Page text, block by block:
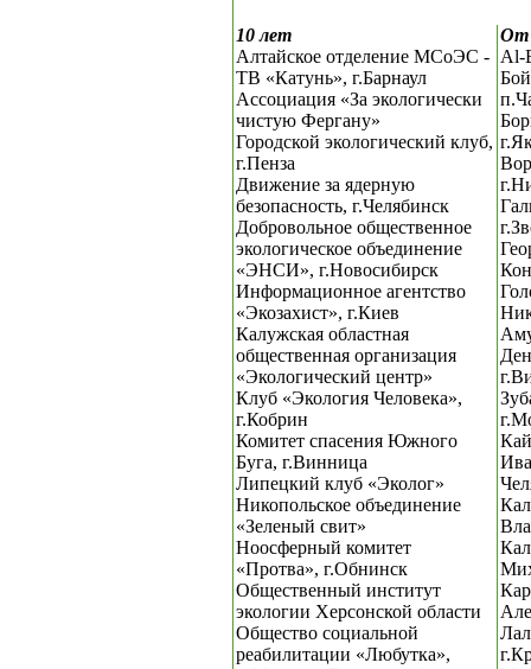
10 лет
Алтайское отделение МСоЭС -
ТВ «Катунь», г.Барнаул
Ассоциация «За экологически
чистую Фергану»
Городской экологический клуб,
г.Пенза
Движение за ядерную
безопасность, г.Челябинск
Добровольное общественное
экологическое объединение
«ЭНСИ», г.Новосибирск
Информационное агентство
«Экозахист», г.Киев
Калужская областная
общественная организация
«Экологический центр»
Клуб «Экология Человека»,
г.Кобрин
Комитет спасения Южного
Буга, г.Винница
Липецкий клуб «Эколог»
Никопольское объединение
«Зеленый свит»
Ноосферный комитет
«Протва», г.Обнинск
Общественный институт
экологии Херсонской области
Общество социальной
реабилитации «Любутка»,
От
Al-